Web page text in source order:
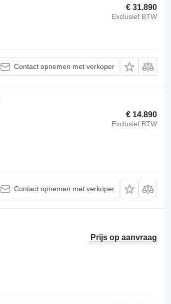
€ 31.890
Exclusief BTW
Contact opnemen met verkoper
€ 14.890
Exclusief BTW
Contact opnemen met verkoper
Prijs op aanvraag